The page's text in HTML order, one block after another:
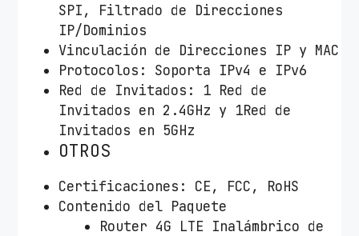
SPI, Filtrado de Direcciones
IP/Dominios
Vinculación de Direcciones IP y MAC
Protocolos: Soporta IPv4 e IPv6
Red de Invitados: 1 Red de
Invitados en 2.4GHz y 1Red de
Invitados en 5GHz
OTROS
Certificaciones: CE, FCC, RoHS
Contenido del Paquete
Router 4G LTE Inalámbrico de